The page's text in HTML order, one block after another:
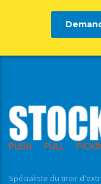
Spécialiste du tiroir